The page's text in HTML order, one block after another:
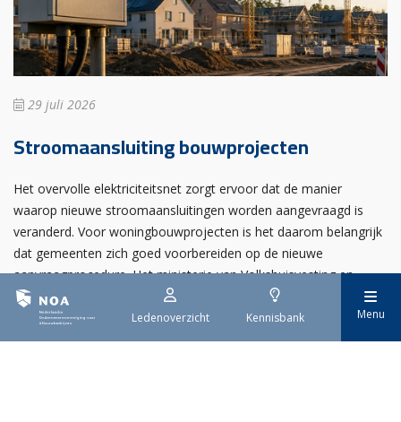
Ledenoverzicht Kennisbank Menu
29 juli 2026
Stroomaansluiting bouwprojecten
Het overvolle elektriciteitsnet zorgt ervoor dat de manier
waarop nieuwe stroomaansluitingen worden aangevraagd is
veranderd. Voor woningbouwprojecten is het daarom belangrijk
dat gemeenten zich goed voorbereiden op de nieuwe
aanvraagprocedure. Het ministerie van Volkshuisvesting en
Ruimtelijke Ordening heeft hiervoor een praktische handreiking
gepubliceerd.